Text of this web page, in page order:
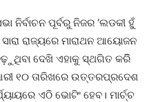
ନିର୍ବାଚନ ପୂର୍ବରୁ ନିଜର ‘ଲଡକୀ ହୁଁ
ରାଜ୍ୟରେ ମାରାଥନ ଆୟୋଜନ
ଦେଖି ଏହାକୁ ସ୍ଥଗିତ କରିି
୧୦ ତାରିଖରେ ଉତ୍ତରପ୍ରଦେଶ
ଏଠି ଭୋଟିଂ ହେବ। ମାର୍ଚ୍ଚ